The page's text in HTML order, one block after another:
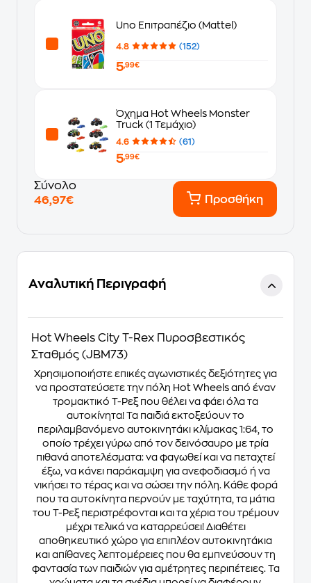
Uno Επιτραπέζιο (Mattel)
4.8 (152)
5,99€
Όχημα Hot Wheels Monster
Truck (1 Τεμάχιο)
4.6 (61)
5,99€
Σύνολο
46,97€
Προσθήκη
Αναλυτική Περιγραφή
Hot Wheels City T-Rex Πυροσβεστικός
Σταθμός (JBM73)
Χρησιμοποιήστε επικές αγωνιστικές δεξιότητες για
να προστατεύσετε την πόλη Hot Wheels από έναν
τρομακτικό T-Ρεξ που θέλει να φάει όλα τα
αυτοκίνητα! Τα παιδιά εκτοξεύουν το
περιλαμβανόμενο αυτοκινητάκι κλίμακας 1:64, το
οποίο τρέχει γύρω από τον δεινόσαυρο με τρία
πιθανά αποτελέσματα: να φαγωθεί και να πεταχτεί
έξω, να κάνει παράκαμψη για ανεφοδιασμό ή να
νικήσει το τέρας και να σώσει την πόλη. Κάθε φορά
που τα αυτοκίνητα περνούν με ταχύτητα, τα μάτια
του T-Ρεξ περιστρέφονται και τα χέρια του τρέμουν
μέχρι τελικά να καταρρεύσει! Διαθέτει
αποθηκευτικό χώρο για επιπλέον αυτοκινητάκια
και απίθανες λεπτομέρειες που θα εμπνεύσουν τη
φαντασία των παιδιών για αμέτρητες περιπέτειες. Τα